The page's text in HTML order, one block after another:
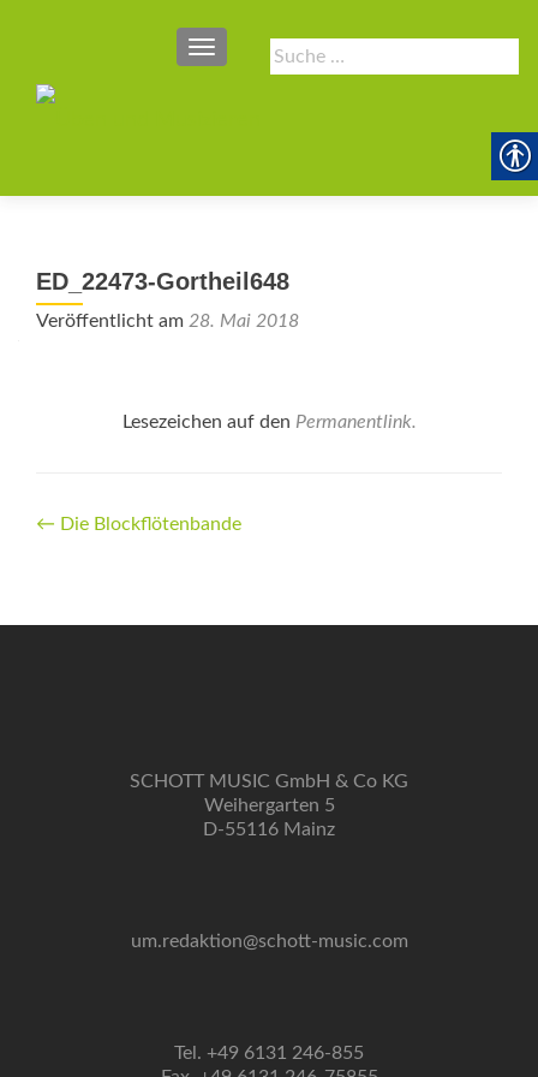
Suche
nach:
SCHALTE NAVIGATION
ED_22473-Gortheil648
Veröffentlicht am 28. Mai 2018
Lesezeichen auf den Permanentlink.
Beitrags-
← Die Blockflötenbande
SCHOTT MUSIC GmbH & Co KG
Weihergarten 5
D-55116 Mainz
um.redaktion@schott-music.com
Tel. +49 6131 246-855